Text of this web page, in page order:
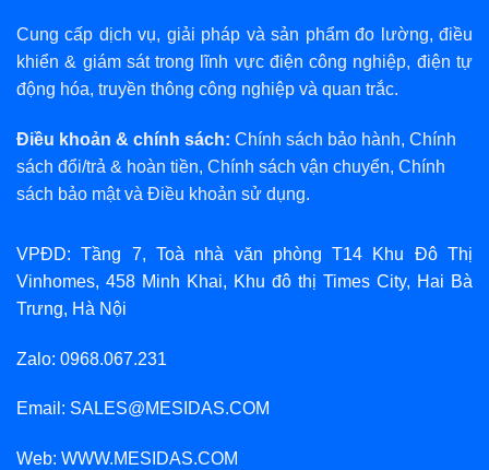
Cung cấp dịch vụ, giải pháp và sản phẩm đo lường, điều
khiển & giám sát trong lĩnh vực điện công nghiệp, điện tự
động hóa, truyền thông công nghiệp và quan trắc.
Điều khoản & chính sách: Chính sách bảo hành, Chính
sách đổi/trả & hoàn tiền, Chính sách vận chuyển, Chính
sách bảo mậtvà Điều khoản sử dụng.
VPĐD: Tầng 7, Toà nhà văn phòng T14 Khu Đô Thị
Vinhomes, 458 Minh Khai, Khu đô thị Times City, Hai Bà
Trưng, Hà Nội
Zalo: 0968.067.231
Email: SALES@MESIDAS.COM
Web: WWW.MESIDAS.COM